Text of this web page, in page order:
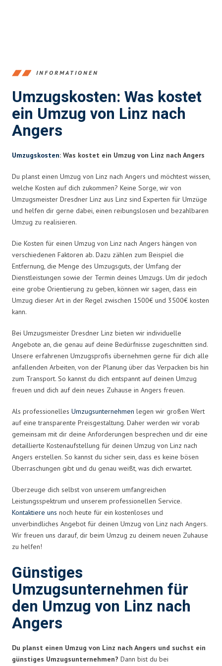
INFORMATIONEN
Umzugskosten: Was kostet
ein Umzug von Linz nach
Angers
Umzugskosten: Was kostet ein Umzug von Linz nach Angers
Du planst einen Umzug von Linz nach Angers und möchtest wissen,
welche Kosten auf dich zukommen? Keine Sorge, wir von
Umzugsmeister Dresdner Linz aus Linz sind Experten für Umzüge
und helfen dir gerne dabei, einen reibungslosen und bezahlbaren
Umzug zu realisieren.
Die Kosten für einen Umzug von Linz nach Angers hängen von
verschiedenen Faktoren ab. Dazu zählen zum Beispiel die
Entfernung, die Menge des Umzugsguts, der Umfang der
Dienstleistungen sowie der Termin deines Umzugs. Um dir jedoch
eine grobe Orientierung zu geben, können wir sagen, dass ein
Umzug dieser Art in der Regel zwischen 1500€ und 3500€ kosten
kann.
Bei Umzugsmeister Dresdner Linz bieten wir individuelle
Angebote an, die genau auf deine Bedürfnisse zugeschnitten sind.
Unsere erfahrenen Umzugsprofis übernehmen gerne für dich alle
anfallenden Arbeiten, von der Planung über das Verpacken bis hin
zum Transport. So kannst du dich entspannt auf deinen Umzug
freuen und dich auf dein neues Zuhause in Angers freuen.
Als professionelles Umzugsunternehmen legen wir großen Wert
auf eine transparente Preisgestaltung. Daher werden wir vorab
gemeinsam mit dir deine Anforderungen besprechen und dir eine
detaillierte Kostenaufstellung für deinen Umzug von Linz nach
Angers erstellen. So kannst du sicher sein, dass es keine bösen
Überraschungen gibt und du genau weißt, was dich erwartet.
Überzeuge dich selbst von unserem umfangreichen
Leistungsspektrum und unserem professionellen Service.
Kontaktiere uns noch heute für ein kostenloses und
unverbindliches Angebot für deinen Umzug von Linz nach Angers.
Wir freuen uns darauf, dir beim Umzug zu deinem neuen Zuhause
zu helfen!
Günstiges
Umzugsunternehmen für
den Umzug von Linz nach
Angers
Du planst einen Umzug von Linz nach Angers und suchst ein
günstiges Umzugsunternehmen? Dann bist du bei